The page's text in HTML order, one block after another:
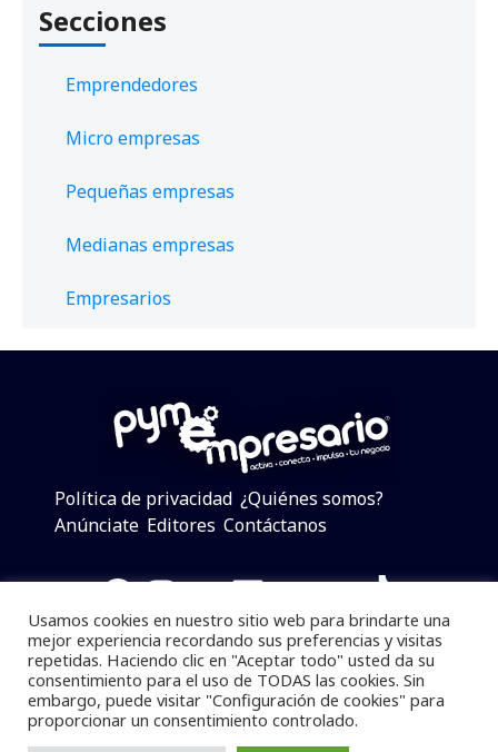
Secciones
Emprendedores
Micro empresas
Pequeñas empresas
Medianas empresas
Empresarios
Política de privacidad ¿Quiénes somos?
Anúnciate Editores Contáctanos
Facebook
Instagram
Twitter
LinkedIn
Telegram
YouTube
TikTok
Pymempresario © 2025 Todos los derechos reservados.
Se prohibe el uso de la información total o parcial sin
Usamos cookies en nuestro sitio web para brindarte una
mejor experiencia recordando sus preferencias y visitas
repetidas. Haciendo clic en "Aceptar todo" usted da su
consentimiento para el uso de TODAS las cookies. Sin
embargo, puede visitar "Configuración de cookies" para
proporcionar un consentimiento controlado.